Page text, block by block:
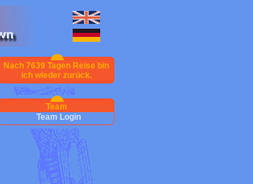
Nach 7639 Tagen Reise bin
ich wieder zurück.
Team
Team Login